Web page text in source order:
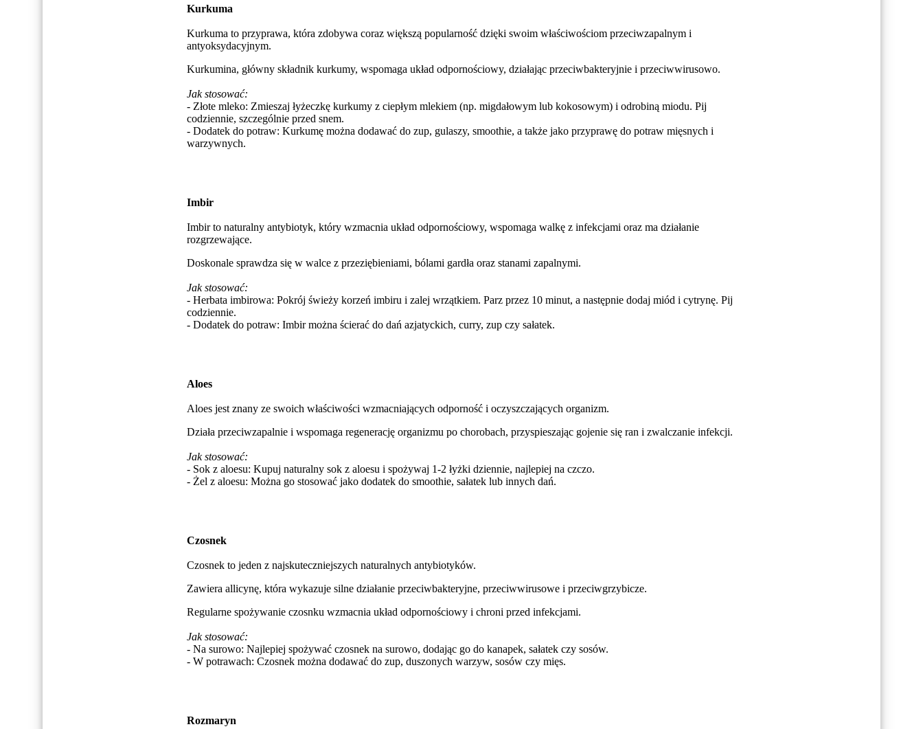
Kurkuma
Kurkuma to przyprawa, która zdobywa coraz większą popularność dzięki swoim właściwościom przeciwzapalnym i
antyoksydacyjnym.
Kurkumina, główny składnik kurkumy, wspomaga układ odpornościowy, działając przeciwbakteryjnie i przeciwwirusowo.
Jak stosować:
- Złote mleko: Zmieszaj łyżeczkę kurkumy z ciepłym mlekiem (np. migdałowym lub kokosowym) i odrobiną miodu. Pij
codziennie, szczególnie przed snem.
- Dodatek do potraw: Kurkumę można dodawać do zup, gulaszy, smoothie, a także jako przyprawę do potraw mięsnych i
warzywnych.
Imbir
Imbir to naturalny antybiotyk, który wzmacnia układ odpornościowy, wspomaga walkę z infekcjami oraz ma działanie
rozgrzewające.
Doskonale sprawdza się w walce z przeziębieniami, bólami gardła oraz stanami zapalnymi.
Jak stosować:
- Herbata imbirowa: Pokrój świeży korzeń imbiru i zalej wrzątkiem. Parz przez 10 minut, a następnie dodaj miód i cytrynę. Pij
codziennie.
- Dodatek do potraw: Imbir można ścierać do dań azjatyckich, curry, zup czy sałatek.
Aloes
Aloes jest znany ze swoich właściwości wzmacniających odporność i oczyszczających organizm.
Działa przeciwzapalnie i wspomaga regenerację organizmu po chorobach, przyspieszając gojenie się ran i zwalczanie infekcji.
Jak stosować:
- Sok z aloesu: Kupuj naturalny sok z aloesu i spożywaj 1-2 łyżki dziennie, najlepiej na czczo.
- Żel z aloesu: Można go stosować jako dodatek do smoothie, sałatek lub innych dań.
Czosnek
Czosnek to jeden z najskuteczniejszych naturalnych antybiotyków.
Zawiera allicynę, która wykazuje silne działanie przeciwbakteryjne, przeciwwirusowe i przeciwgrzybicze.
Regularne spożywanie czosnku wzmacnia układ odpornościowy i chroni przed infekcjami.
Jak stosować:
- Na surowo: Najlepiej spożywać czosnek na surowo, dodając go do kanapek, sałatek czy sosów.
- W potrawach: Czosnek można dodawać do zup, duszonych warzyw, sosów czy mięs.
Rozmaryn